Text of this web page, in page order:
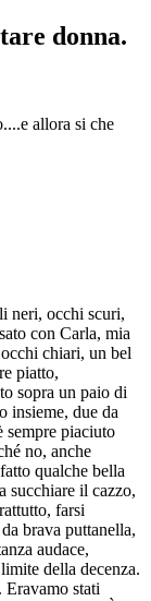
donna.
allora si che
neri, occhi scuri,
con Carla, mia
chiari, un bel
piatto,
sopra un paio di
insieme, due da
sempre piaciuto
no, anche
qualche bella
succhiare il cazzo,
farsi
brava puttanella,
audace,
della decenza.
Eravamo stati